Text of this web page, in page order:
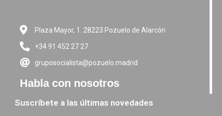
Plaza Mayor, 1. 28223 Pozuelo de Alarcón
+34 91 452 27 27
gruposocialista@pozuelo.madrid
Habla con nosotros
Suscríbete a las últimas novedades